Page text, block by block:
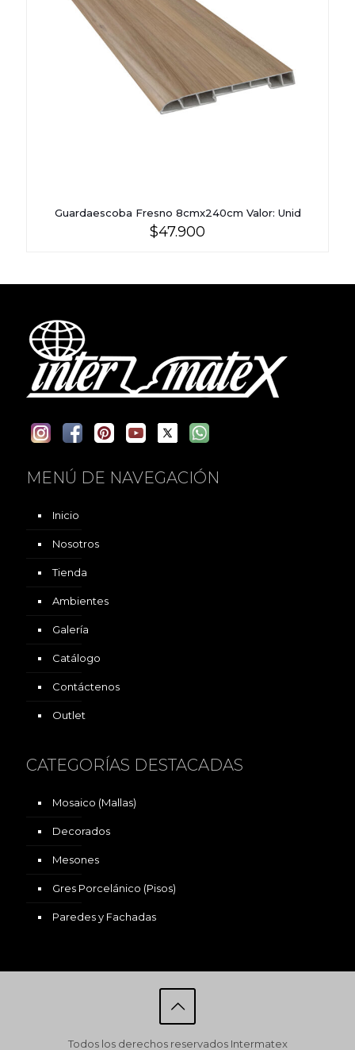
Guardaescoba Fresno 8cmx240cm Valor: Unid
$47.900
MENÚ DE NAVEGACIÓN
Inicio
Nosotros
Tienda
Ambientes
Galería
Catálogo
Contáctenos
Outlet
CATEGORÍAS DESTACADAS
Mosaico (Mallas)
Decorados
Mesones
Gres Porcelánico (Pisos)
Paredes y Fachadas
Todos los derechos reservados Intermatex